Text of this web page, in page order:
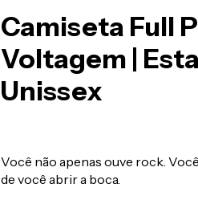
Camiseta Full
Voltagem |
Unissex
Você não apenas ouve rock. Você
de você abrir a boca.